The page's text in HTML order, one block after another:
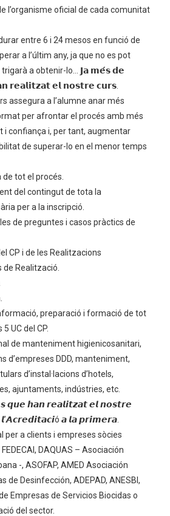
l’organisme oficial de cada comunitat
entre 6 i 24 mesos en funció de
a l’últim any, ja que no es pot
trigarà a obtenir-lo… 𝗝𝗮 𝗺𝗲́𝘀 𝗱𝗲
𝗲𝗹 𝗻𝗼𝘀𝘁𝗿𝗲 𝗰𝘂𝗿𝘀.
assegura a l’alumne anar més
per afrontar el procés amb més
i confiança i, per tant, augmentar
de superar-lo en el menor temps
tot el procés.
del contingut de tota la
per a la inscripció.
de preguntes i casos pràctics de
CP i de les Realitzacions
Realització.
preparació i formació de tot
UC del CP.
de manteniment higienicosanitari,
d’empreses DDD, manteniment,
d’instal·lacions d’hotels,
ajuntaments, indústries, etc.
𝙦𝙪𝙚 𝙝𝙖𝙣 𝙧𝙚𝙖𝙡𝙞𝙩𝙯𝙖𝙩 𝙚𝙡 𝙣𝙤𝙨𝙩𝙧𝙚
𝙖 𝙡𝙖 𝙥𝙧𝙞𝙢𝙚𝙧𝙖.
per a clients i empreses sòcies
FEDECAI, DAQUAS – Asociación
-, ASOFAP, AMED Asociación
de Desinfección, ADEPAD, ANESBI,
Empresas de Servicios Biocidas o
del sector.